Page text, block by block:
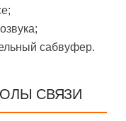
сабвуфер.
СВЯЗИ